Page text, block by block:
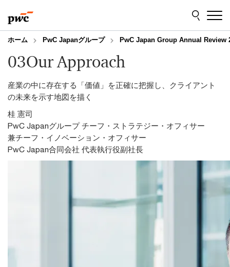
to
content
to
footer
ホーム PwC Japanグループ PwC Japan Group Annual Review
03Our Approach
産業の中に存在する「価値」を正確に把握し、クライアント
の未来を示す地図を描く
桂 憲司
PwC Japanグループ チーフ・ストラテジー・オフィサー
兼チーフ・イノベーション・オフィサー
PwC Japan合同会社 代表執行役副社長